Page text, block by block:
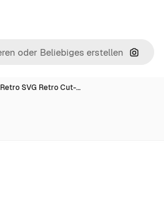
Nach
Retro SVG Retro Cut-…